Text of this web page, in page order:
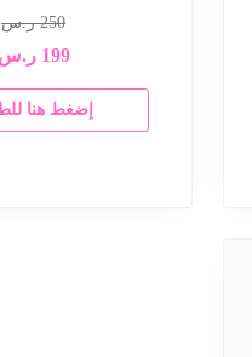
250ر.س
199 ر.س
إضغط هنا